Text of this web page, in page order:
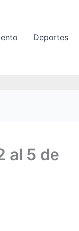
Deportes
al 5 de